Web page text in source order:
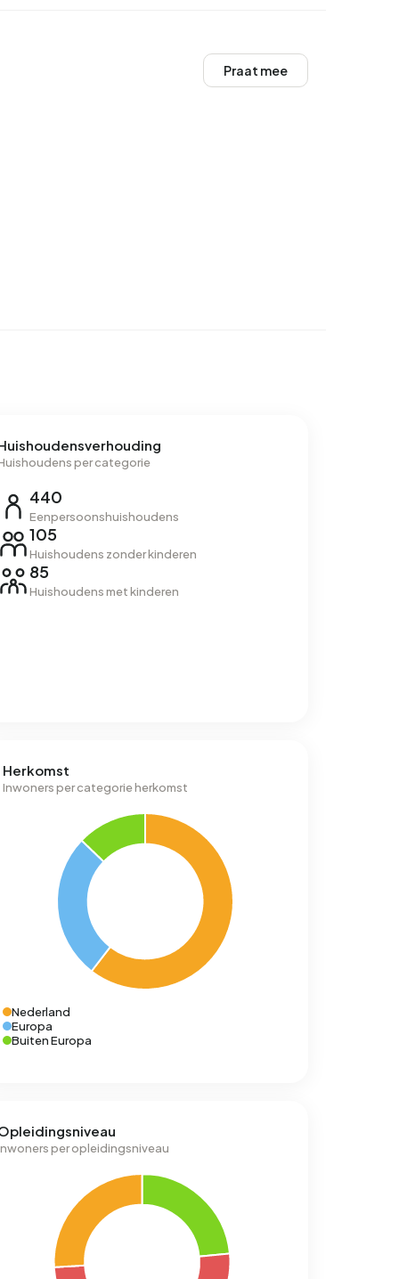
Praat mee
per categorie
440
Eenpersoonshuishoudens
105
Huishoudens zonder kinderen
85
Huishoudens met kinderen
Herkomst
Inwoners per categorie herkomst
Nederland
Europa
Buiten Europa
per opleidingsniveau